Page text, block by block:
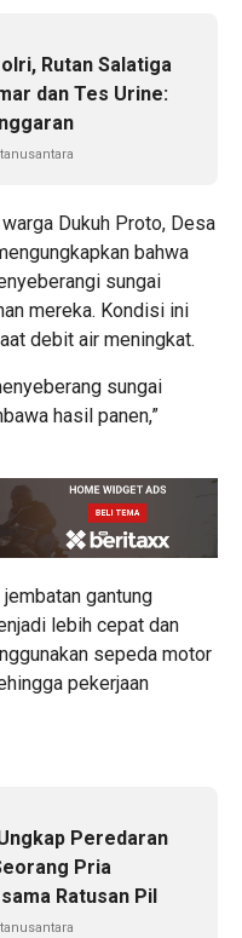
Rutan Salatiga
dan Tes Urine:
Dukuh Proto, Desa
bahwa
sungai
mereka. Kondisi ini
debit air meningkat.
sungai
hasil panen,”
jembatan gantung
lebih cepat dan
sepeda motor
pekerjaan
Peredaran
Pria
Ratusan Pil